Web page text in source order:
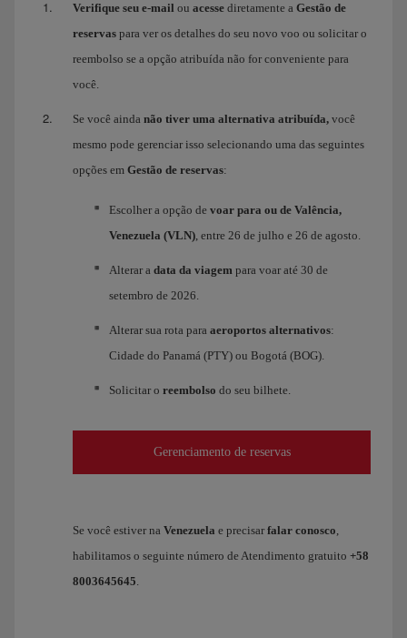
Verifique seu e-mail ou acesse diretamente a Gestão de
reservas para ver os detalhes do seu novo voo ou solicitar o
reembolso se a opção atribuída não for conveniente para
você.
Se você ainda não tiver uma alternativa atribuída, você
mesmo pode gerenciar isso selecionando uma das seguintes
opções em Gestão de reservas:
Escolher a opção de voar para ou de Valência,
Venezuela (VLN), entre 26 de julho e 26 de agosto.
Alterar a data da viagem para voar até 30 de
setembro de 2026.
Alterar sua rota para aeroportos alternativos:
Cidade do Panamá (PTY) ou Bogotá (BOG).
Solicitar o reembolso do seu bilhete.
Gerenciamento de reservas
Se você estiver na Venezuela e precisar falar conosco,
habilitamos o seguinte número de Atendimento gratuito +58
8003645645.